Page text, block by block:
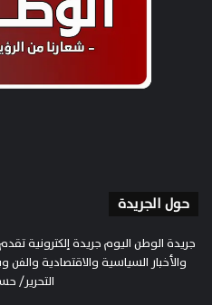
حول الجريدة
جريدة الوطن اليوم جريدة إلكترونية تقدم
والأخبار السياسية والاقتصادية
التحرير/